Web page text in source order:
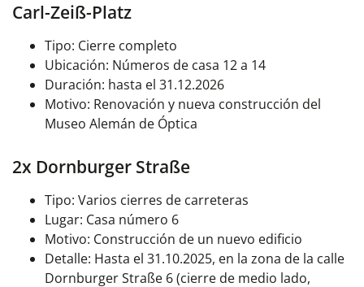
Carl-Zeiß-Platz
Tipo: Cierre completo
Ubicación: Números de casa 12 a 14
Duración: hasta el 31.12.2026
Motivo: Renovación y nueva construcción del
Museo Alemán de Óptica
2x Dornburger Straße
Tipo: Varios cierres de carreteras
Lugar: Casa número 6
Motivo: Construcción de un nuevo edificio
Detalle: Hasta el 31.10.2025, en la zona de la calle
Dornburger Straße 6 (cierre de medio lado,